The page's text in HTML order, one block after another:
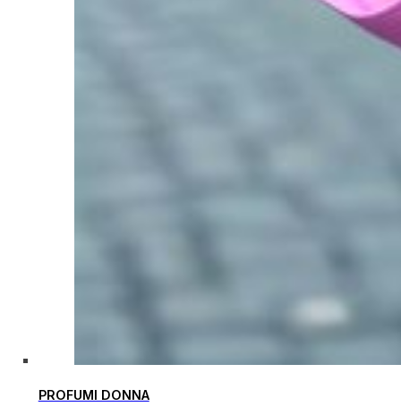
PROFUMI DONNA